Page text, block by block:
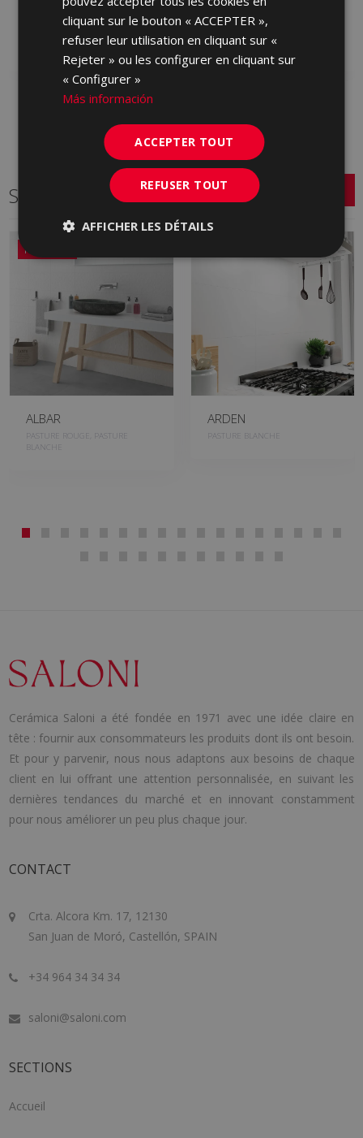
Ajouter aux favoris Ajouter aux favoris
Série connexe
NOUVEAU
ALBAR
PASTURE ROUGE, PASTURE
BLANCHE
ARDEN
PASTURE BLANCHE
Cerámica Saloni a été fondée en 1971 avec une idée claire en
tête : fournir aux consommateurs les produits dont ils ont besoin.
Et pour y parvenir, nous nous adaptons aux besoins de chaque
client en lui offrant une attention personnalisée, en suivant les
dernières tendances du marché et en innovant constamment
pour nous améliorer un peu plus chaque jour.
CONTACT
Crta. Alcora Km. 17, 12130
San Juan de Moró, Castellón, SPAIN
+34 964 34 34 34
saloni@saloni.com
SECTIONS
Accueil
cliquant sur le bouton « ACCEPTER »,
refuser leur utilisation en cliquant sur «
Rejeter » ou les configurer en cliquant sur
« Configurer »
Más información
ACCEPTER TOUT
REFUSER TOUT
AFFICHER LES DÉTAILS